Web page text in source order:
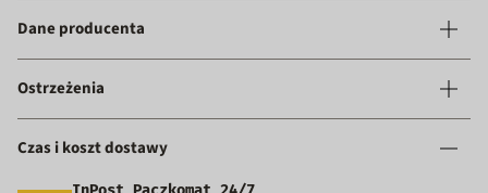
Dane producenta
Ostrzeżenia
Czas i koszt dostawy